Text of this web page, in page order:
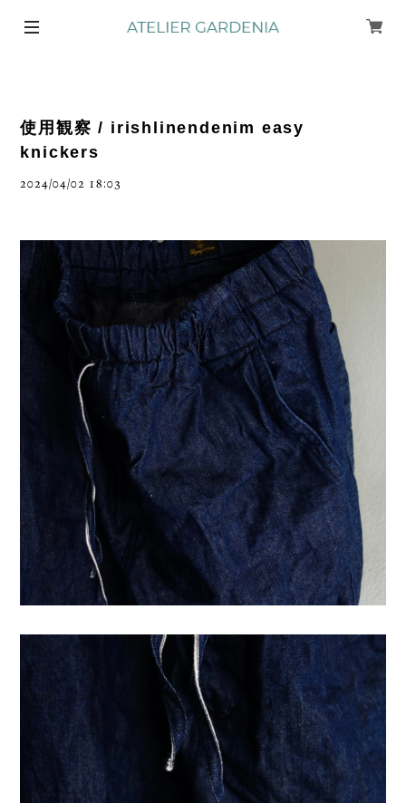
使用観察 / irishlinendenim easy
knickers
2024/04/02 18:03